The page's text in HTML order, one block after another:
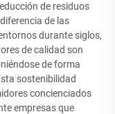
de residuos
de las
durante siglos,
de calidad son
de forma
sostenibilidad
concienciados
empresas que